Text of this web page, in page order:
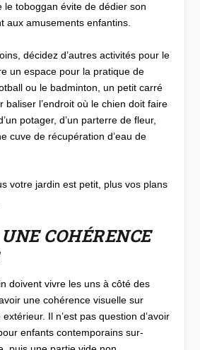
le toboggan évite de dédier son
aux amusements enfantins.
décidez d’autres activités pour le
un espace pour la pratique de
ou le badminton, un petit carré
baliser l’endroit où le chien doit faire
potager, d’un parterre de fleur,
cuve de récupération d’eau de
votre jardin est petit, plus vos plans
COHÉRENCE
doivent vivre les uns à côté des
une cohérence visuelle sur
Il n’est pas question d’avoir
enfants contemporains sur-